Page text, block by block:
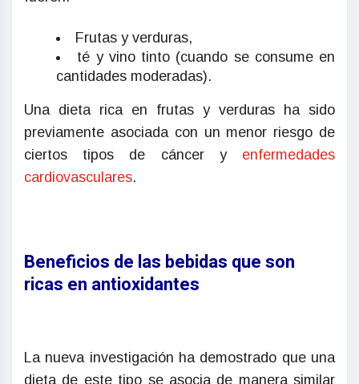
Frutas y verduras,
té y vino tinto (cuando se consume en
cantidades moderadas).
Una dieta rica en frutas y verduras ha sido
previamente asociada con un menor riesgo de
ciertos tipos de cáncer y enfermedades
cardiovasculares.
Beneficios de las bebidas que son
ricas en antioxidantes
La nueva investigación ha demostrado que una
dieta de este tipo se asocia de manera similar